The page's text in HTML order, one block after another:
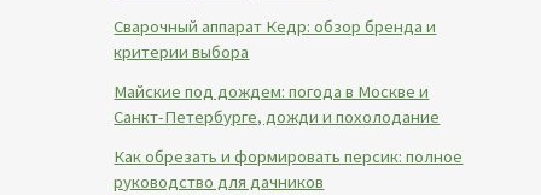
Сварочный аппарат Кедр: обзор бренда и
критерии выбора
Майские под дождем: погода в Москве и
Санкт-Петербурге, дожди и похолодание
Как обрезать и формировать персик: полное
руководство для дачников